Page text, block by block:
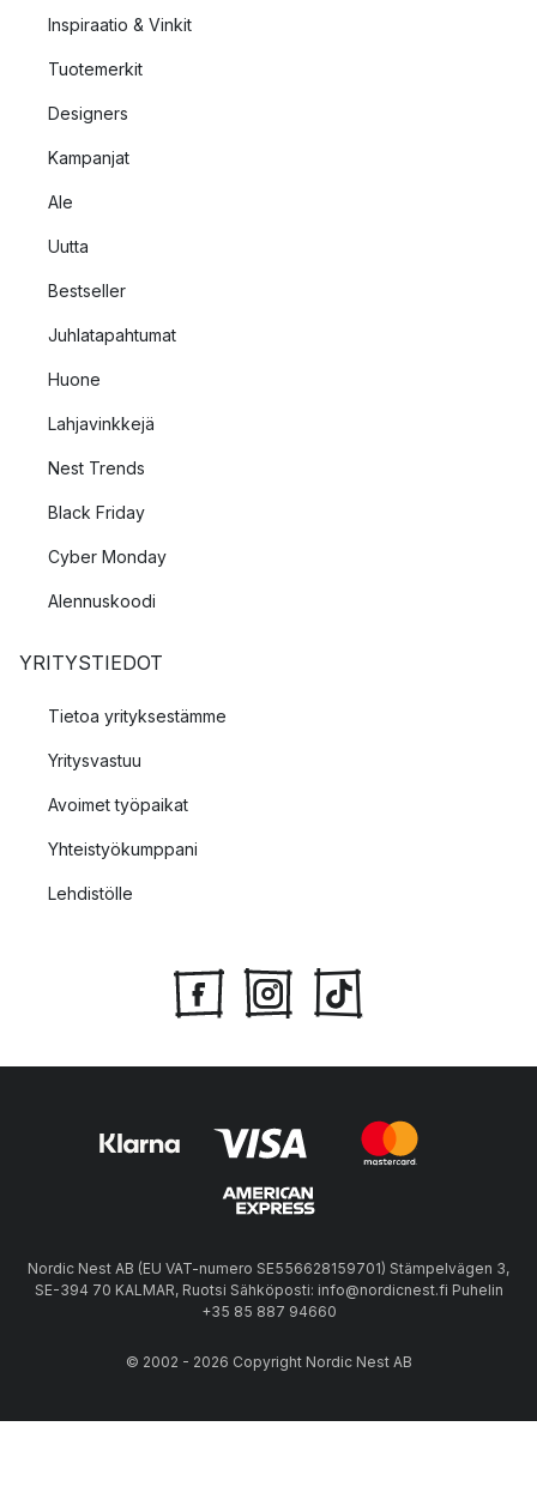
Inspiraatio & Vinkit
Tuotemerkit
Designers
Kampanjat
Ale
Uutta
Bestseller
Juhlatapahtumat
Huone
Lahjavinkkejä
Nest Trends
Black Friday
Cyber Monday
Alennuskoodi
YRITYSTIEDOT
Tietoa yrityksestämme
Yritysvastuu
Avoimet työpaikat
Yhteistyökumppani
Lehdistölle
Nordic Nest AB (EU VAT-numero SE556628159701) Stämpelvägen 3,
SE-394 70 KALMAR, Ruotsi Sähköposti: info@nordicnest.fi Puhelin
+35 85 887 94660
© 2002 - 2026 Copyright Nordic Nest AB